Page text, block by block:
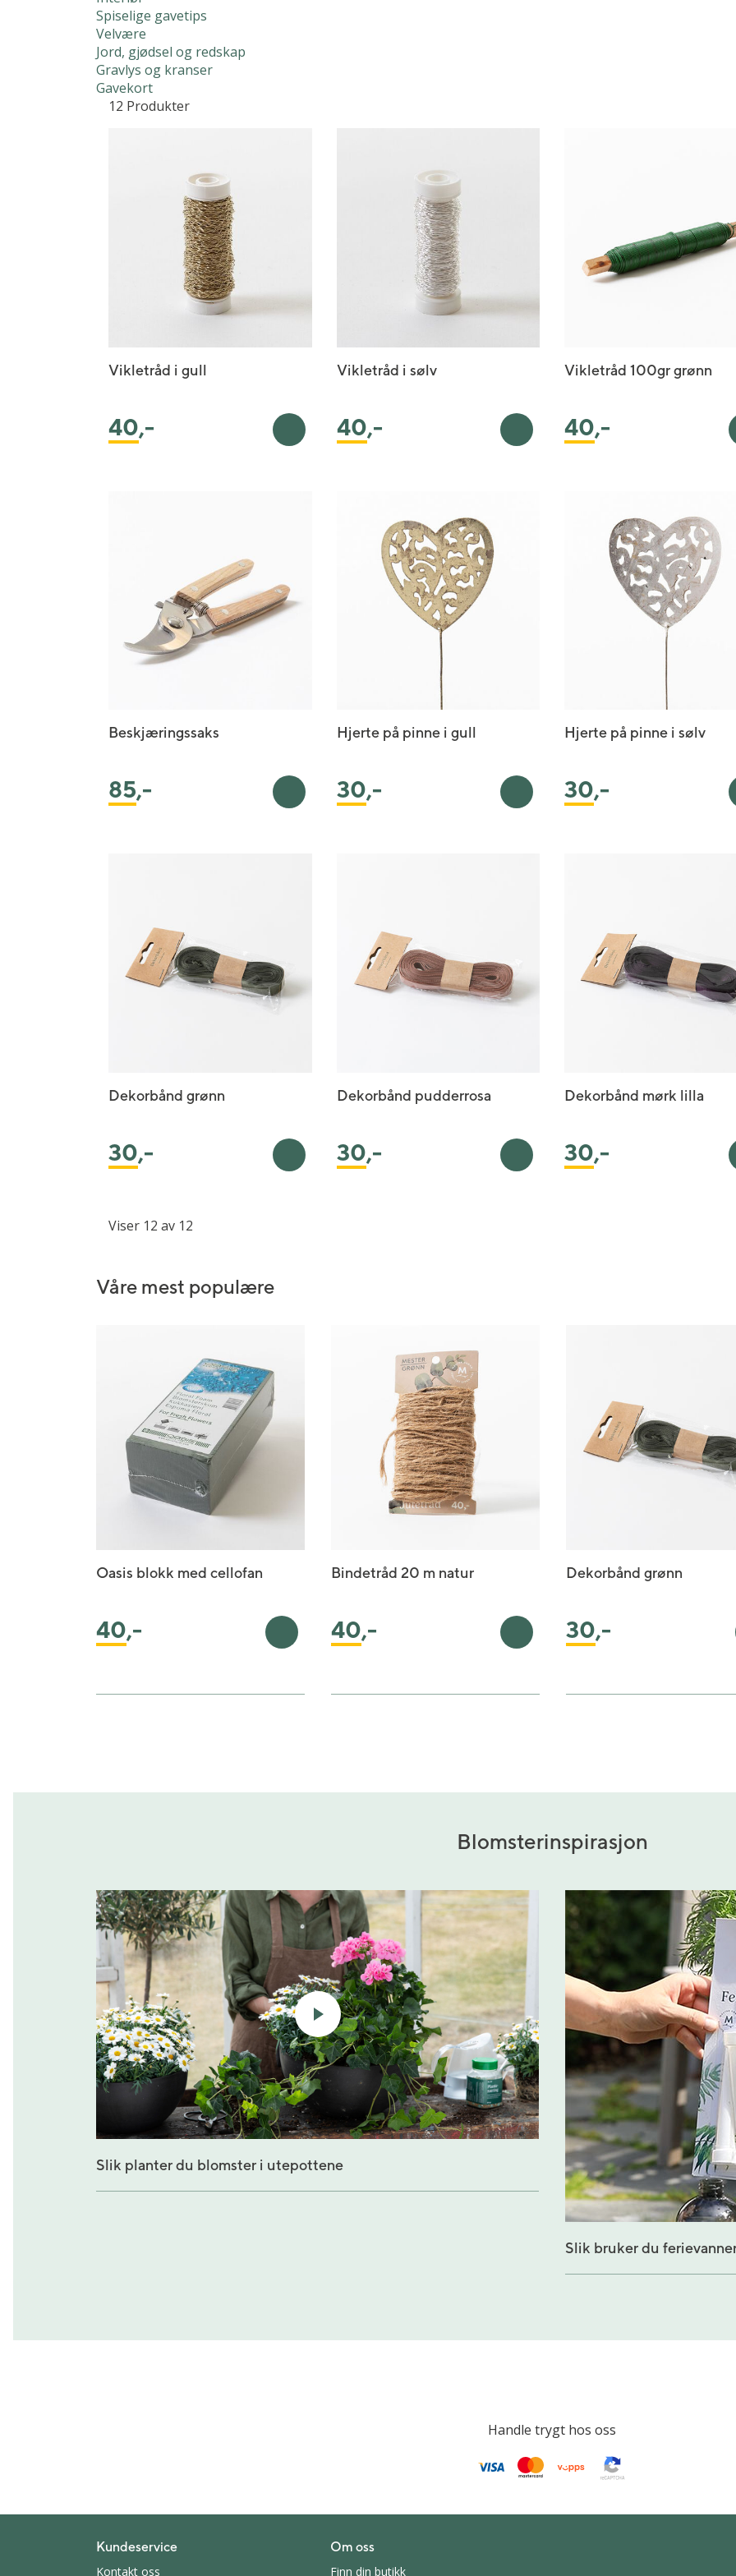
Begravelsesblomster
Gravlys og kranser
DIY-produkter
Grønne planter
Spiselige gavetips
Velvære
Jord, gjødsel og redskap
Gravlys og kranser
Gavekort
12 Produkter
Vikletråd i gull
40,- Legg i handlekurv
Vikletråd i sølv
40,- Legg i handlekurv
Vikletråd 100gr grønn
40,-
Beskjæringssaks
85,- Legg i handlekurv
Hjerte på pinne i gull
30,- Legg i handlekurv
Hjerte på pinne i sølv
30,-
Dekorbånd grønn
30,- Legg i handlekurv
Dekorbånd pudderrosa
30,- Legg i handlekurv
Dekorbånd mørk lilla
30,-
Viser 12 av 12
Våre mest populære
Oasis blokk med cellofan
40,- Legg i handlekurv
Bindetråd 20 m natur
40,- Legg i handlekurv
Dekorbånd grønn
30,-
Blomsterinspirasjon
Slik planter du blomster i utepottene
Slik bruker du
Handle trygt hos oss
Kundeservice
Kontakt oss
Om oss
Finn din butikk